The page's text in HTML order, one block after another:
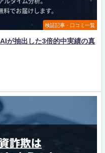
検証記事・口コミ一覧
が抽出した3倍的中実績の真